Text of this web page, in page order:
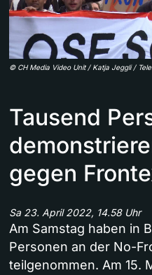
© CH Media Video Unit / Katja Jeggli /
Tausend
gegen
Sa 23. April 2022, 14.58 Uhr
Am Samstag haben in
Personen an der No-
teilgenommen. Am 15.